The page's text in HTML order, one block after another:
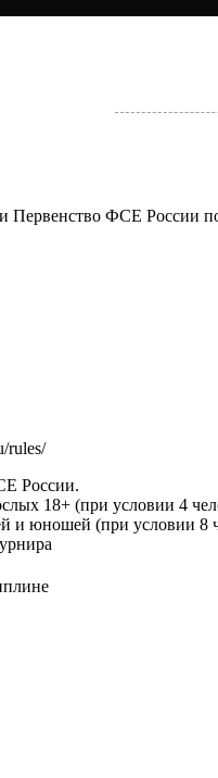
Первенство ФСЕ России
rules/
России.
18+ (при условии 4
и юношей (при условии 8